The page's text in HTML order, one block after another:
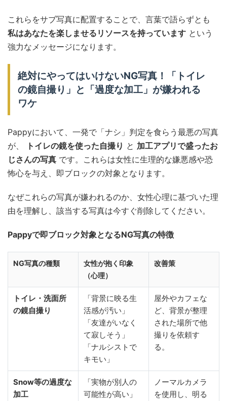
これらをサブ写真に配置することで、言葉で語らずとも
私はあなたを楽しませるリソースを持っています という
強力なメッセージになります。
絶対にやってはいけないNG写真！「トイレ
の鏡自撮り」と「過度な加工」が嫌われる
ワケ
Pappyにおいて、一発で「ナシ」判定を食らう最悪の写真
が、
トイレの鏡を使った自撮り と 加工アプリで盛ったお
じさんの写真 です。これらは女性に生理的な嫌悪感や恐
怖心を与え、即ブロックの対象となります。
なぜこれらの写真が嫌われるのか、女性心理に基づいた理
由を理解し、該当する写真は今すぐ削除してください。
Pappyで即ブロック対象となるNG写真の特徴
NG写真の種類
女性が抱く印象
（心理）
改善策
トイレ・洗面所
の鏡自撮り
「背景に映る生
活感が汚い」
「友達がいなく
て寂しそう」
「ナルシストで
キモい」
屋外やカフェな
ど、背景が整理
された場所で他
撮りを依頼す
る。
Snow等の過度な
加工
「実物が別人の
可能性が高い」
ノーマルカメラ
を使用し、明る